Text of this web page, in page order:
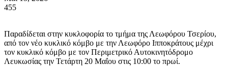
455
Παραδίδεται στην κυκλοφορία το τμήμα της Λεωφόρου Τσερίου,
από τον νέο κυκλικό κόμβο με την Λεωφόρο Ιπποκράτους μέχρι
τον κυκλικό κόμβο με τον Περιμετρικό Αυτοκινητόδρομο
Λευκωσίας την Τετάρτη 20 Μαΐου στις 10:00 το πρωί.